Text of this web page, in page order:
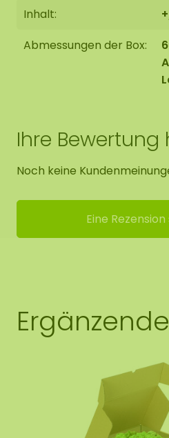
Inhalt:
Abmessungen der Box:
Ihre Bewertung
Noch keine
Eine